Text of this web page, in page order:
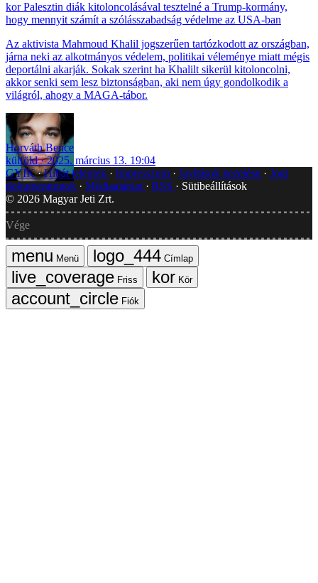
Palesztin diák kitoloncolásával tesztelné a Trump-kormány,
hogy mennyit számít a szólásszabadság védelme az USA-ban
Az aktivista Mahmoud Khalil jogszerűen tartózkodott az országban,
járna neki az alkotmányos védelem, politikai véleménye miatt mégis
deportálni akarják. Sokak szerint ha Khalilt sikerül kitoloncolni,
akkor senki sem lesz biztonságban, aki nem úgy gondolkodik a
világról, ahogy a MAGA-tábor.
Horváth Bence
külföld
2025. március 13. 19:04
GYIK Hibát jelentek Impresszum Javítások kezelése
Jogi
dokumentumok
Médiaajánlat RSS
Sütibeállítások
© 2026 Magyar Jeti Zrt.
Vége
Menü
Címlap
Friss
Kör
Fiók